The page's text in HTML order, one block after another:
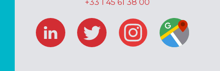
+33 1 45 61 38 00